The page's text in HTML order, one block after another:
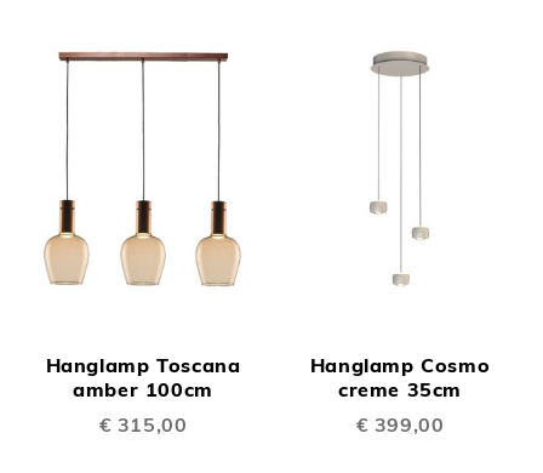
Hanglamp Toscana
amber 100cm
€ 315,00
Hanglamp Cosmo
creme 35cm
€ 399,00